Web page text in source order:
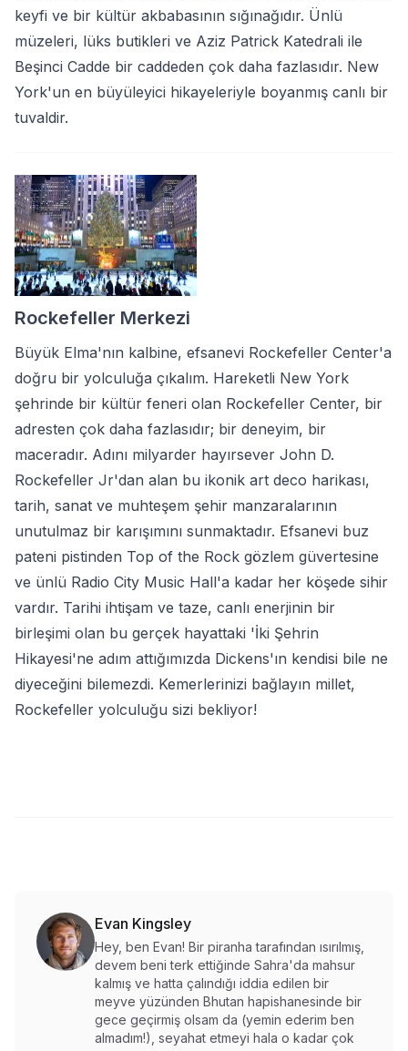
keyfi ve bir kültür akbabasının sığınağıdır. Ünlü
müzeleri, lüks butikleri ve Aziz Patrick Katedrali ile
Beşinci Cadde bir caddeden çok daha fazlasıdır. New
York'un en büyüleyici hikayeleriyle boyanmış canlı bir
tuvaldir.
Rockefeller Merkezi
Büyük Elma'nın kalbine, efsanevi Rockefeller Center'a
doğru bir yolculuğa çıkalım. Hareketli New York
şehrinde bir kültür feneri olan Rockefeller Center, bir
adresten çok daha fazlasıdır; bir deneyim, bir
maceradır. Adını milyarder hayırsever John D.
Rockefeller Jr'dan alan bu ikonik art deco harikası,
tarih, sanat ve muhteşem şehir manzaralarının
unutulmaz bir karışımını sunmaktadır. Efsanevi buz
pateni pistinden Top of the Rock gözlem güvertesine
ve ünlü Radio City Music Hall'a kadar her köşede sihir
vardır. Tarihi ihtişam ve taze, canlı enerjinin bir
birleşimi olan bu gerçek hayattaki 'İki Şehrin
Hikayesi'ne adım attığımızda Dickens'ın kendisi bile ne
diyeceğini bilemezdi. Kemerlerinizi bağlayın millet,
Rockefeller yolculuğu sizi bekliyor!
Evan Kingsley
Hey, ben Evan! Bir piranha tarafından ısırılmış,
devem beni terk ettiğinde Sahra'da mahsur
kalmış ve hatta çalındığı iddia edilen bir
meyve yüzünden Bhutan hapishanesinde bir
gece geçirmiş olsam da (yemin ederim ben
almadım!), seyahat etmeyi hala o kadar çok